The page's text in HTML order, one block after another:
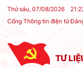
Thứ sáu, 07/08/2026 21 :
Cổng Thông tin điện tử
TƯ